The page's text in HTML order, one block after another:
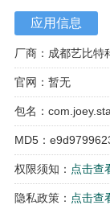
应用信息
厂商：成都艺比特
官网：暂无
包名：
MD5：
权限须知： 点击查
隐私政策： 点击查